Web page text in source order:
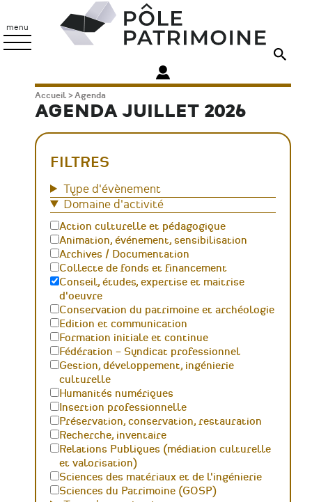
contenu
principal
menu
Patrimoine
Fil
d'Ariane
Accueil Agenda
AGENDA JUILLET 2026
FILTRES
Type d'évènement
Domaine d'activité
Action culturelle et pédagogique
Animation, événement, sensibilisation
Archives / Documentation
Collecte de fonds et financement
Conseil, études, expertise et maitrise
d'oeuvre
Conservation du patrimoine et archéologie
Edition et communication
Formation initiale et continue
Fédération – Syndicat professionnel
Gestion, développement, ingénierie
culturelle
Humanités numériques
Insertion professionnelle
Préservation, conservation, restauration
Recherche, inventaire
Relations Publiques (médiation culturelle
et valorisation)
Sciences des matériaux et de l'ingénierie
Sciences du Patrimoine (GOSP)